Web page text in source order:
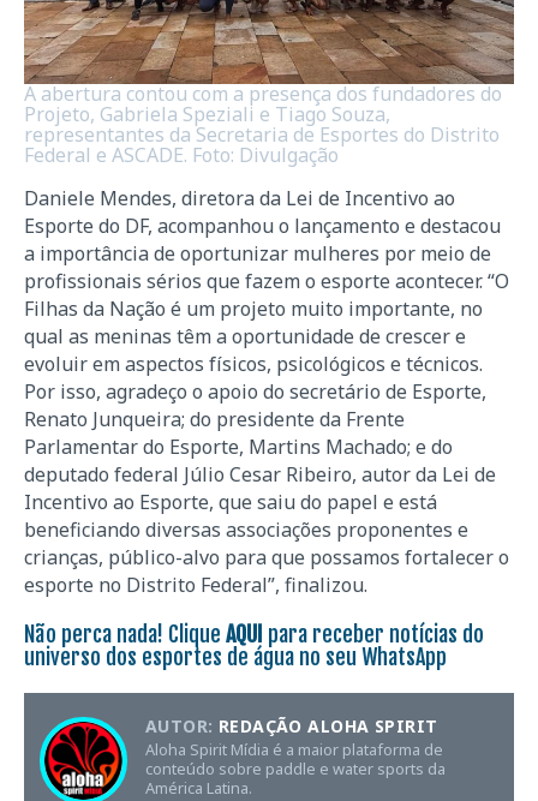
A abertura contou com a presença dos fundadores do
Projeto, Gabriela Speziali e Tiago Souza,
representantes da Secretaria de Esportes do Distrito
Federal e ASCADE. Foto: Divulgação
Daniele Mendes, diretora da Lei de Incentivo ao
Esporte do DF, acompanhou o lançamento e destacou
a importância de oportunizar mulheres por meio de
profissionais sérios que fazem o esporte acontecer. “O
Filhas da Nação é um projeto muito importante, no
qual as meninas têm a oportunidade de crescer e
evoluir em aspectos físicos, psicológicos e técnicos.
Por isso, agradeço o apoio do secretário de Esporte,
Renato Junqueira; do presidente da Frente
Parlamentar do Esporte, Martins Machado; e do
deputado federal Júlio Cesar Ribeiro, autor da Lei de
Incentivo ao Esporte, que saiu do papel e está
beneficiando diversas associações proponentes e
crianças, público-alvo para que possamos fortalecer o
esporte no Distrito Federal”, finalizou.
Não perca nada! Clique AQUI para receber notícias do
universo dos esportes de água no seu WhatsApp
AUTOR: REDAÇÃO ALOHA SPIRIT
Aloha Spirit Mídia é a maior plataforma de
conteúdo sobre paddle e water sports da
América Latina.